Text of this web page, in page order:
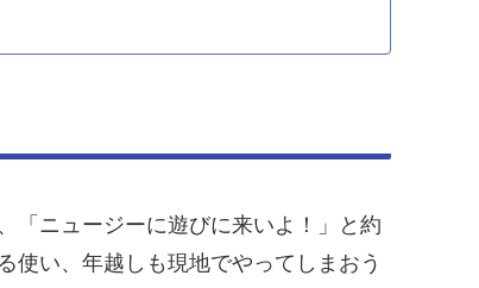
「ニュージーに遊びに来いよ！」と約
使い、年越しも現地でやってしまおう